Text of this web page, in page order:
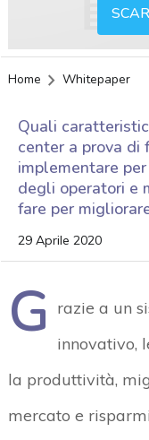
Home Whitepaper
Quali
center a prova di
implementare
degli operatori e
fare per
29 Aprile 2020
G
razie a un
innovativo,
la produttività,
mercato e